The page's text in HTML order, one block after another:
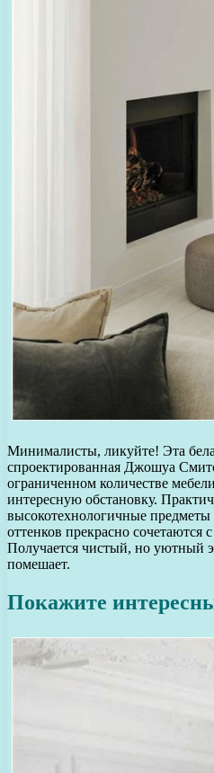
Минималисты, ликуйте! Эта
спроектированная Джошуа
ограниченном количестве
интересную обстановку.
высокотехнологичные
оттенков прекрасно сочетаются
Получается чистый, но уютный
помешает.
Покажите